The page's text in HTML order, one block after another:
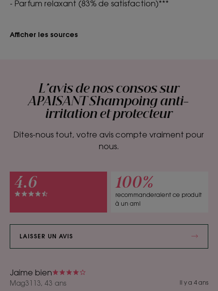
- Parfum relaxant (83% de satisfaction)***
Afficher les sources
L'avis de nos consos sur
APAISANT Shampoing anti-
irritation et protecteur
Dites-nous tout, votre avis compte vraiment pour
nous.
4.6 100%
recommanderaient ce produit
à un ami
LAISSER UN AVIS
Jaime bien
Mag3113, 43 ans Il y a 4 ans